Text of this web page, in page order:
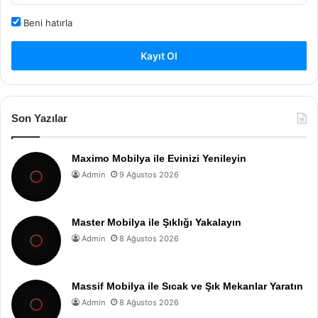
Beni hatırla
Kayıt Ol
Son Yazılar
Maximo Mobilya ile Evinizi Yenileyin
Admin 9 Ağustos 2026
Master Mobilya ile Şıklığı Yakalayın
Admin 8 Ağustos 2026
Massif Mobilya ile Sıcak ve Şık Mekanlar Yaratın
Admin 8 Ağustos 2026